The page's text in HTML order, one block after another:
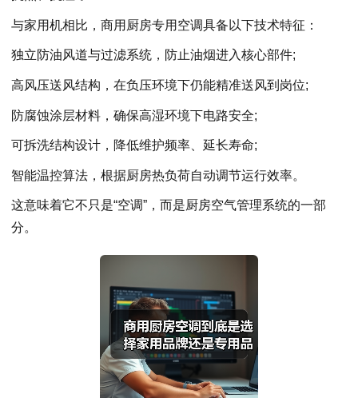
与家用机相比，商用厨房专用空调具备以下技术特征：
独立防油风道与过滤系统，防止油烟进入核心部件;
高风压送风结构，在负压环境下仍能精准送风到岗位;
防腐蚀涂层材料，确保高湿环境下电路安全;
可拆洗结构设计，降低维护频率、延长寿命;
智能温控算法，根据厨房热负荷自动调节运行效率。
这意味着它不只是“空调”，而是厨房空气管理系统的一部
分。